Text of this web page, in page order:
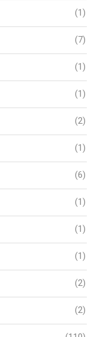
(1)
(7)
(1)
(1)
(2)
(1)
(6)
(1)
(1)
(1)
(2)
(2)